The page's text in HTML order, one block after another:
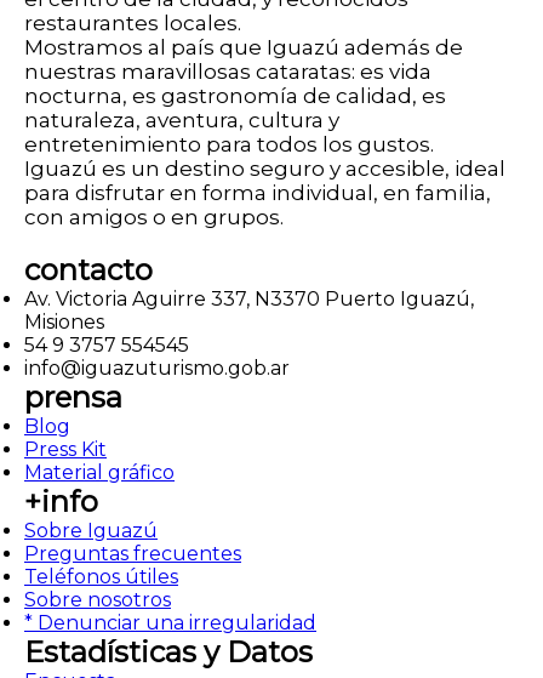
restaurantes locales.
Mostramos al país que Iguazú además de
nuestras maravillosas cataratas: es vida
nocturna, es gastronomía de calidad, es
naturaleza, aventura, cultura y
entretenimiento para todos los gustos.
Iguazú es un destino seguro y accesible, ideal
para disfrutar en forma individual, en familia,
con amigos o en grupos.
contacto
Av. Victoria Aguirre 337, N3370 Puerto Iguazú,
Misiones
54 9 3757 554545
info@iguazuturismo.gob.ar
prensa
Blog
Press Kit
Material gráfico
+info
Sobre Iguazú
Preguntas frecuentes
Teléfonos útiles
Sobre nosotros
* Denunciar una irregularidad
Estadísticas y Datos